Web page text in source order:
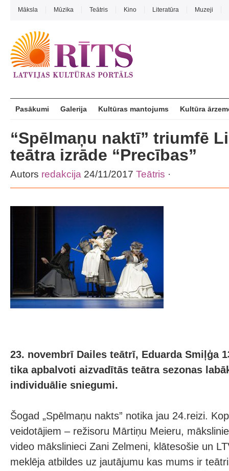
Māksla Mūzika Teātris Kino Literatūra Muzeji
Pasākumi Galerija Kultūras mantojums Kultūra
“Spēlmaņu naktī” triumfē
teātra izrāde “Precības”
Autors redakcija 24/11/2017 Teātris ·
23. novembrī Dailes teātrī, Eduarda Smiļģa
tika apbalvoti aizvadītās teātra sezonas
individuālie sniegumi.
Šogad „Spēlmaņu nakts” notika jau 24.reizi.
veidotājiem – režisoru Mārtiņu Meieru,
video mākslinieci Zani Zelmeni, klātesošie un
meklēja atbildes uz jautājumu kas mums ir